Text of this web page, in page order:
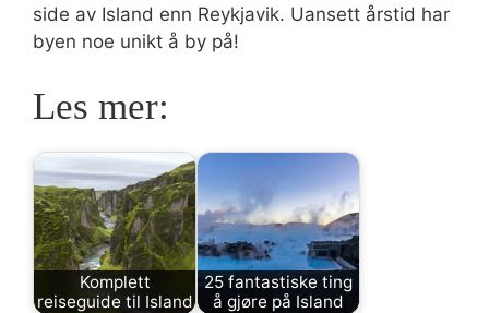
side av Island enn Reykjavik. Uansett årstid har
byen noe unikt å by på!
Les mer:
Komplett
reiseguide til Island
25 fantastiske ting
å gjøre på Island